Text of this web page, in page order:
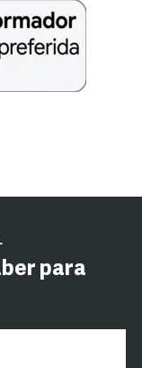
para